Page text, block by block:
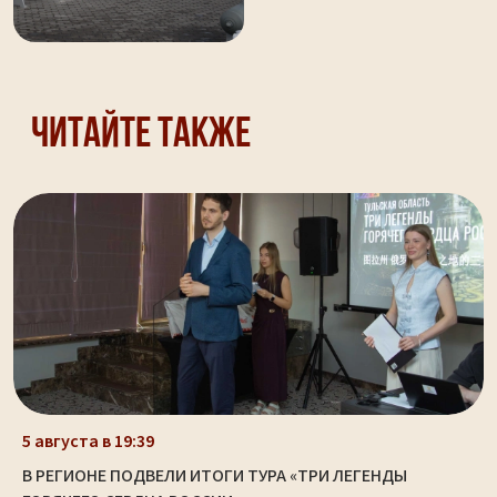
Читайте также
5 августа в 19:39
В РЕГИОНЕ ПОДВЕЛИ ИТОГИ ТУРА «ТРИ ЛЕГЕНДЫ